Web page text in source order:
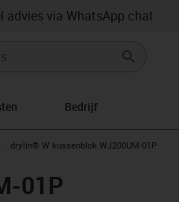
advies via WhatsApp chat
Bedrijf
igus-icon-arrow-right
drylin® W kussenblok WJ200UM-01P
01P